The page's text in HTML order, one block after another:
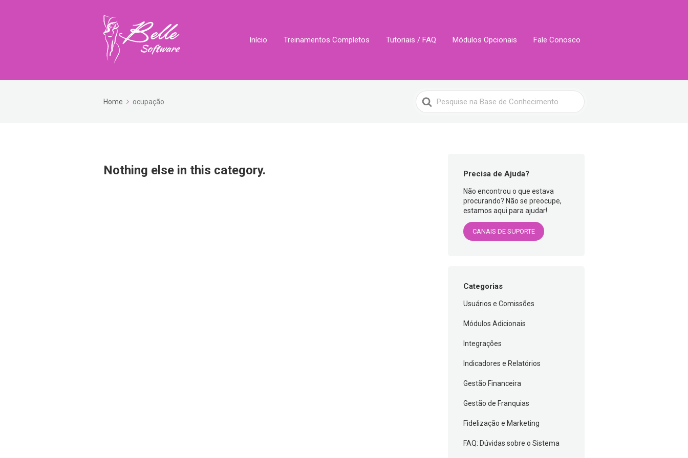
Início Treinamentos Completos Tutoriais / FAQ Módulos Opcionais Fale Conosco
Home ocupação
Search
For
Nothing else in this category. Precisa de Ajuda?
Não encontrou o que estava
procurando? Não se preocupe,
estamos aqui para ajudar!
CANAIS DE SUPORTE
Categorias
Usuários e Comissões
Módulos Adicionais
Integrações
Indicadores e Relatórios
Gestão Financeira
Gestão de Franquias
Fidelização e Marketing
FAQ: Dúvidas sobre o Sistema